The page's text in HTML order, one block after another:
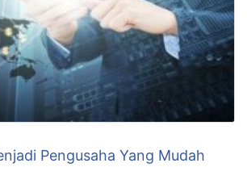
Pengusaha Yang Mudah